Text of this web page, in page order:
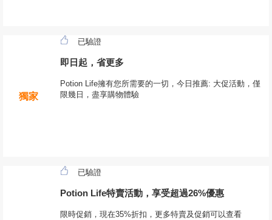
獨家
已驗證
即日起，省更多
Potion Life擁有您所需要的一切，今日推薦: 大促活動，僅
限幾日，盡享購物體驗
已驗證
Potion Life特賣活動，享受超過26%優惠
限時促銷，現在35%折扣，更多特賣及促銷可以查看